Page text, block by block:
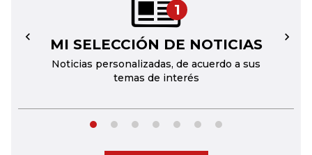
1
MI SELECCIÓN DE NOTICIAS
Noticias personalizadas, de acuerdo a sus
temas de interés
← →